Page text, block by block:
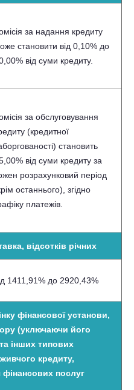
за надання кредиту
становити від 0,10% до
від суми кредиту.
за обслуговування
(кредитної
становить
від суми кредиту за
розрахунковий період
останнього), згідно
платежів.
відсотків річних
1411,91% до 2920,43%
фінансової установи,
(уключаючи його
інших типових
кредиту,
фінансових послуг